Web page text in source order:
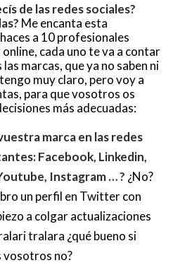
de las redes sociales?
Me encanta esta
a 10 profesionales
cada uno te va a contar
marcas, que ya no saben ni
muy claro, pero voy a
para que vosotros os
más adecuadas:
marca en las redes
Facebook, Linkedin,
Instagram … ? ¿No?
un perfil en Twitter con
a colgar actualizaciones
tralara ¿qué bueno si
vosotros no?